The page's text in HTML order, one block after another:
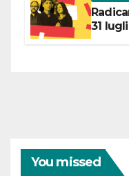
31
You missed